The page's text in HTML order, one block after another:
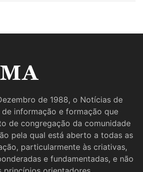
de 1988, o Notícias de
informação e formação que
de congregação da comunidade
pela qual está aberto a todas as
particularmente às criativas,
e fundamentadas, e não